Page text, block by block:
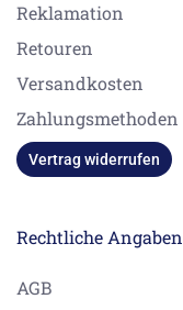
Reklamation
Retouren
Versandkosten
Zahlungsmethoden
Vertrag widerrufen
Rechtliche Angaben
AGB